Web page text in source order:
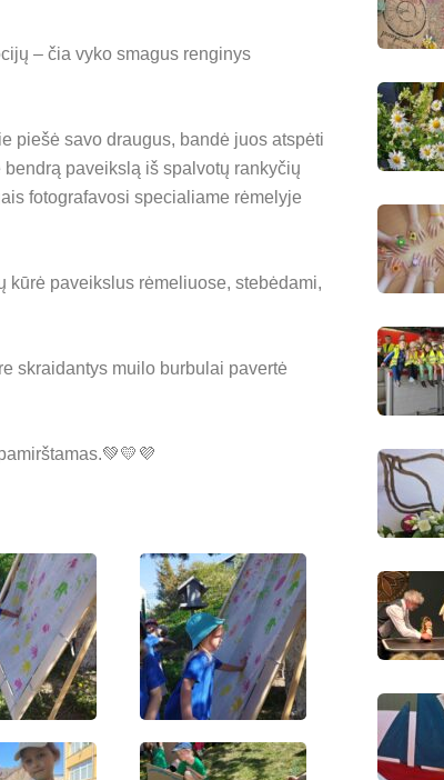
– čia vyko smagus renginys
piešė savo draugus, bandė juos atspėti
bendrą paveikslą iš spalvotų rankyčių
fotografavosi specialiame rėmelyje
kūrė paveikslus rėmeliuose, stebėdami,
skraidantys muilo burbulai pavertė